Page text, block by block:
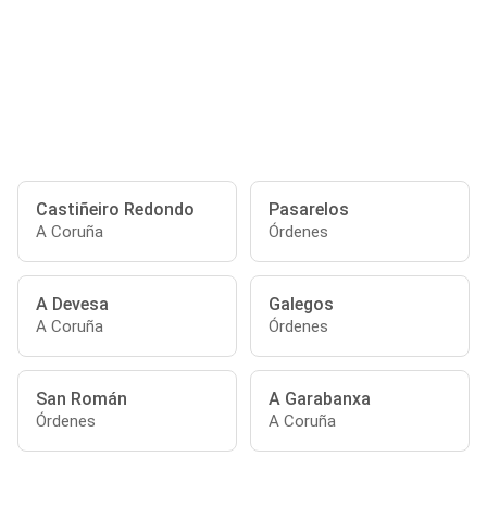
Castiñeiro Redondo
A Coruña
Pasarelos
Órdenes
A Devesa
A Coruña
Galegos
Órdenes
San Román
Órdenes
A Garabanxa
A Coruña